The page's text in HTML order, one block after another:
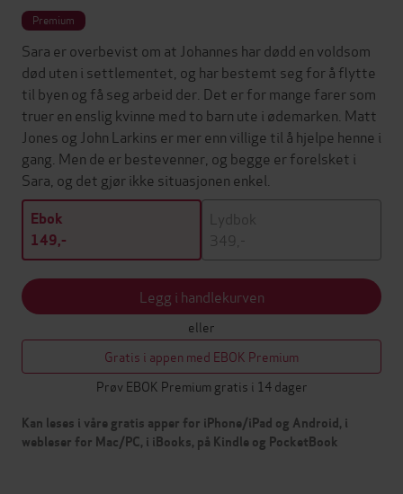
Premium
Sara er overbevist om at Johannes har dødd en voldsom
død uten i settlementet, og har bestemt seg for å flytte
til byen og få seg arbeid der. Det er for mange farer som
truer en enslig kvinne med to barn ute i ødemarken. Matt
Jones og John Larkins er mer enn villige til å hjelpe henne i
gang. Men de er bestevenner, og begge er forelsket i
Sara, og det gjør ikke situasjonen enkel.
Ebok
149,-
Lydbok
349,-
Legg i handlekurven
eller
Gratis i appen med EBOK Premium
Prøv EBOK Premium gratis i 14 dager
Kan leses i våre gratis apper for iPhone/iPad og Android, i
webleser for Mac/PC, i iBooks, på Kindle og PocketBook